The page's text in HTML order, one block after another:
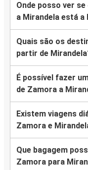
Onde posso ver
a Mirandela está a
Quais são os
partir de
É possível fazer
de Zamora a
Existem viagens
Zamora e
Que bagagem
Zamora para